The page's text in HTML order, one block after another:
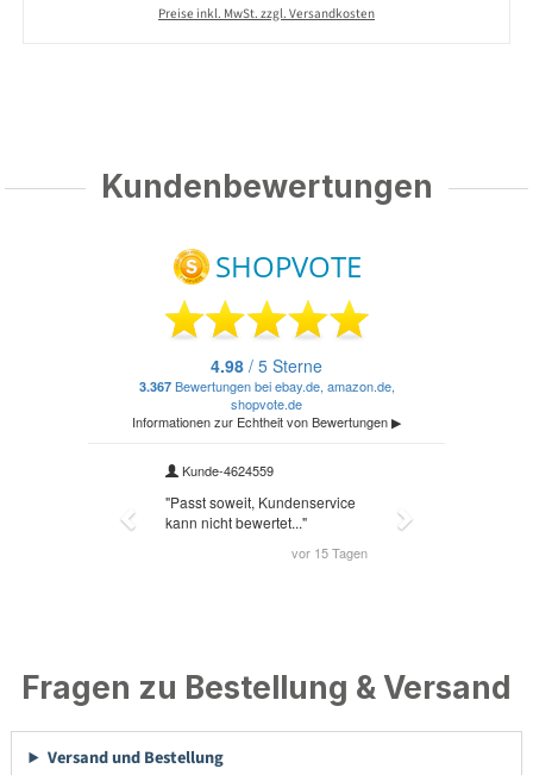
Preise inkl. MwSt. zzgl. Versandkosten
Kundenbewertungen
Fragen zu Bestellung & Versand
Versand und Bestellung